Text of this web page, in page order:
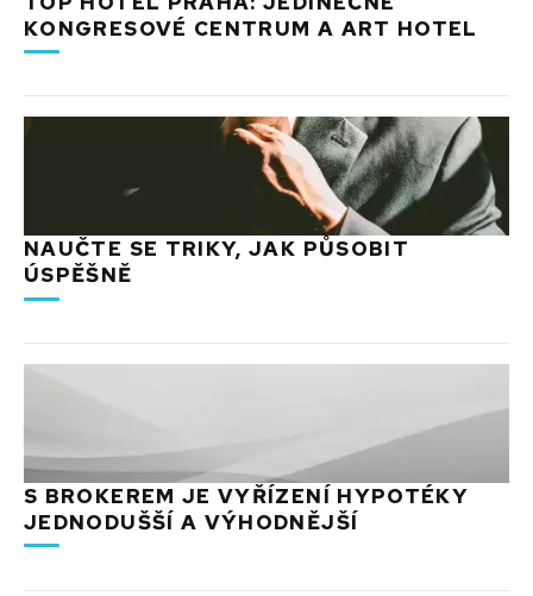
KONGRESOVÉ CENTRUM A ART HOTEL
NAUČTE SE TRIKY, JAK PŮSOBIT
ÚSPĚŠNĚ
S BROKEREM JE VYŘÍZENÍ HYPOTÉKY
JEDNODUŠŠÍ A VÝHODNĚJŠÍ